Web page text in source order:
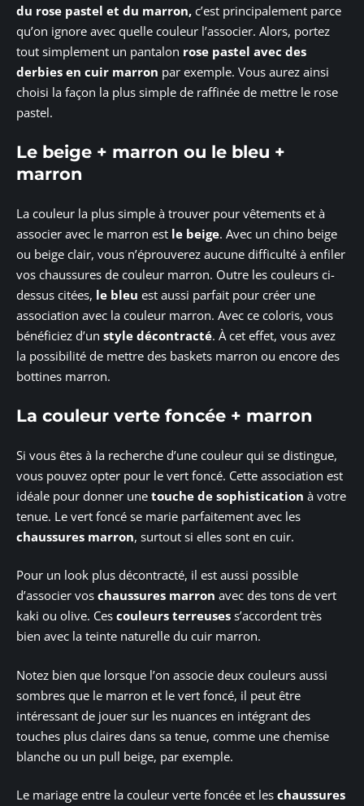
du rose pastel et du marron, c’est principalement parce
qu’on ignore avec quelle couleur l’associer. Alors, portez
tout simplement un pantalon rose pastel avec des
derbies en cuir marron par exemple. Vous aurez ainsi
choisi la façon la plus simple de raffinée de mettre le rose
pastel.
Le beige + marron ou le bleu +
marron
La couleur la plus simple à trouver pour vêtements et à
associer avec le marron est le beige. Avec un chino beige
ou beige clair, vous n’éprouverez aucune difficulté à enfiler
vos chaussures de couleur marron. Outre les couleurs ci-
dessus citées, le bleu est aussi parfait pour créer une
association avec la couleur marron. Avec ce coloris, vous
bénéficiez d’un style décontracté. À cet effet, vous avez
la possibilité de mettre des baskets marron ou encore des
bottines marron.
La couleur verte foncée + marron
Si vous êtes à la recherche d’une couleur qui se distingue,
vous pouvez opter pour le vert foncé. Cette association est
idéale pour donner une touche de sophistication à votre
tenue. Le vert foncé se marie parfaitement avec les
chaussures marron, surtout si elles sont en cuir.
Pour un look plus décontracté, il est aussi possible
d’associer vos chaussures marron avec des tons de vert
kaki ou olive. Ces couleurs terreuses s’accordent très
bien avec la teinte naturelle du cuir marron.
Notez bien que lorsque l’on associe deux couleurs aussi
sombres que le marron et le vert foncé, il peut être
intéressant de jouer sur les nuances en intégrant des
touches plus claires dans sa tenue, comme une chemise
blanche ou un pull beige, par exemple.
Le mariage entre la couleur verte foncée et les chaussures